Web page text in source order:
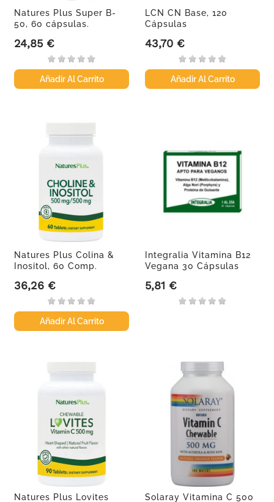
Natures Plus Super B-
50, 60 cápsulas.
Precio
24,85 €
Añadir Al Carrito
LCN CN Base, 120
Cápsulas
Precio
43,70 €
Añadir Al Carrito
Natures Plus Colina &
Inositol, 60 Comp.
Precio
36,26 €
Añadir Al Carrito
Integralia Vitamina B12
Vegana 30 Cápsulas
Precio
5,81 €
Natures Plus Lovites
Solaray Vitamina C 500